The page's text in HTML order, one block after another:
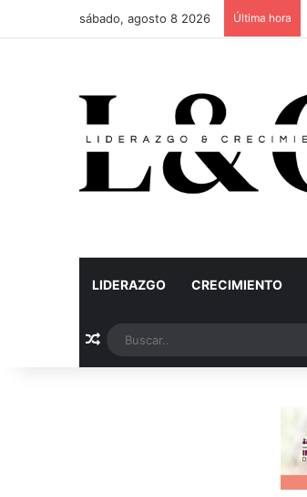
sábado, agosto 8 2026 Última hora
LIDERAZGO CRECIMIENTO
Artículo aleatorio